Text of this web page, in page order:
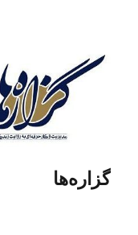
گزاره‌ها